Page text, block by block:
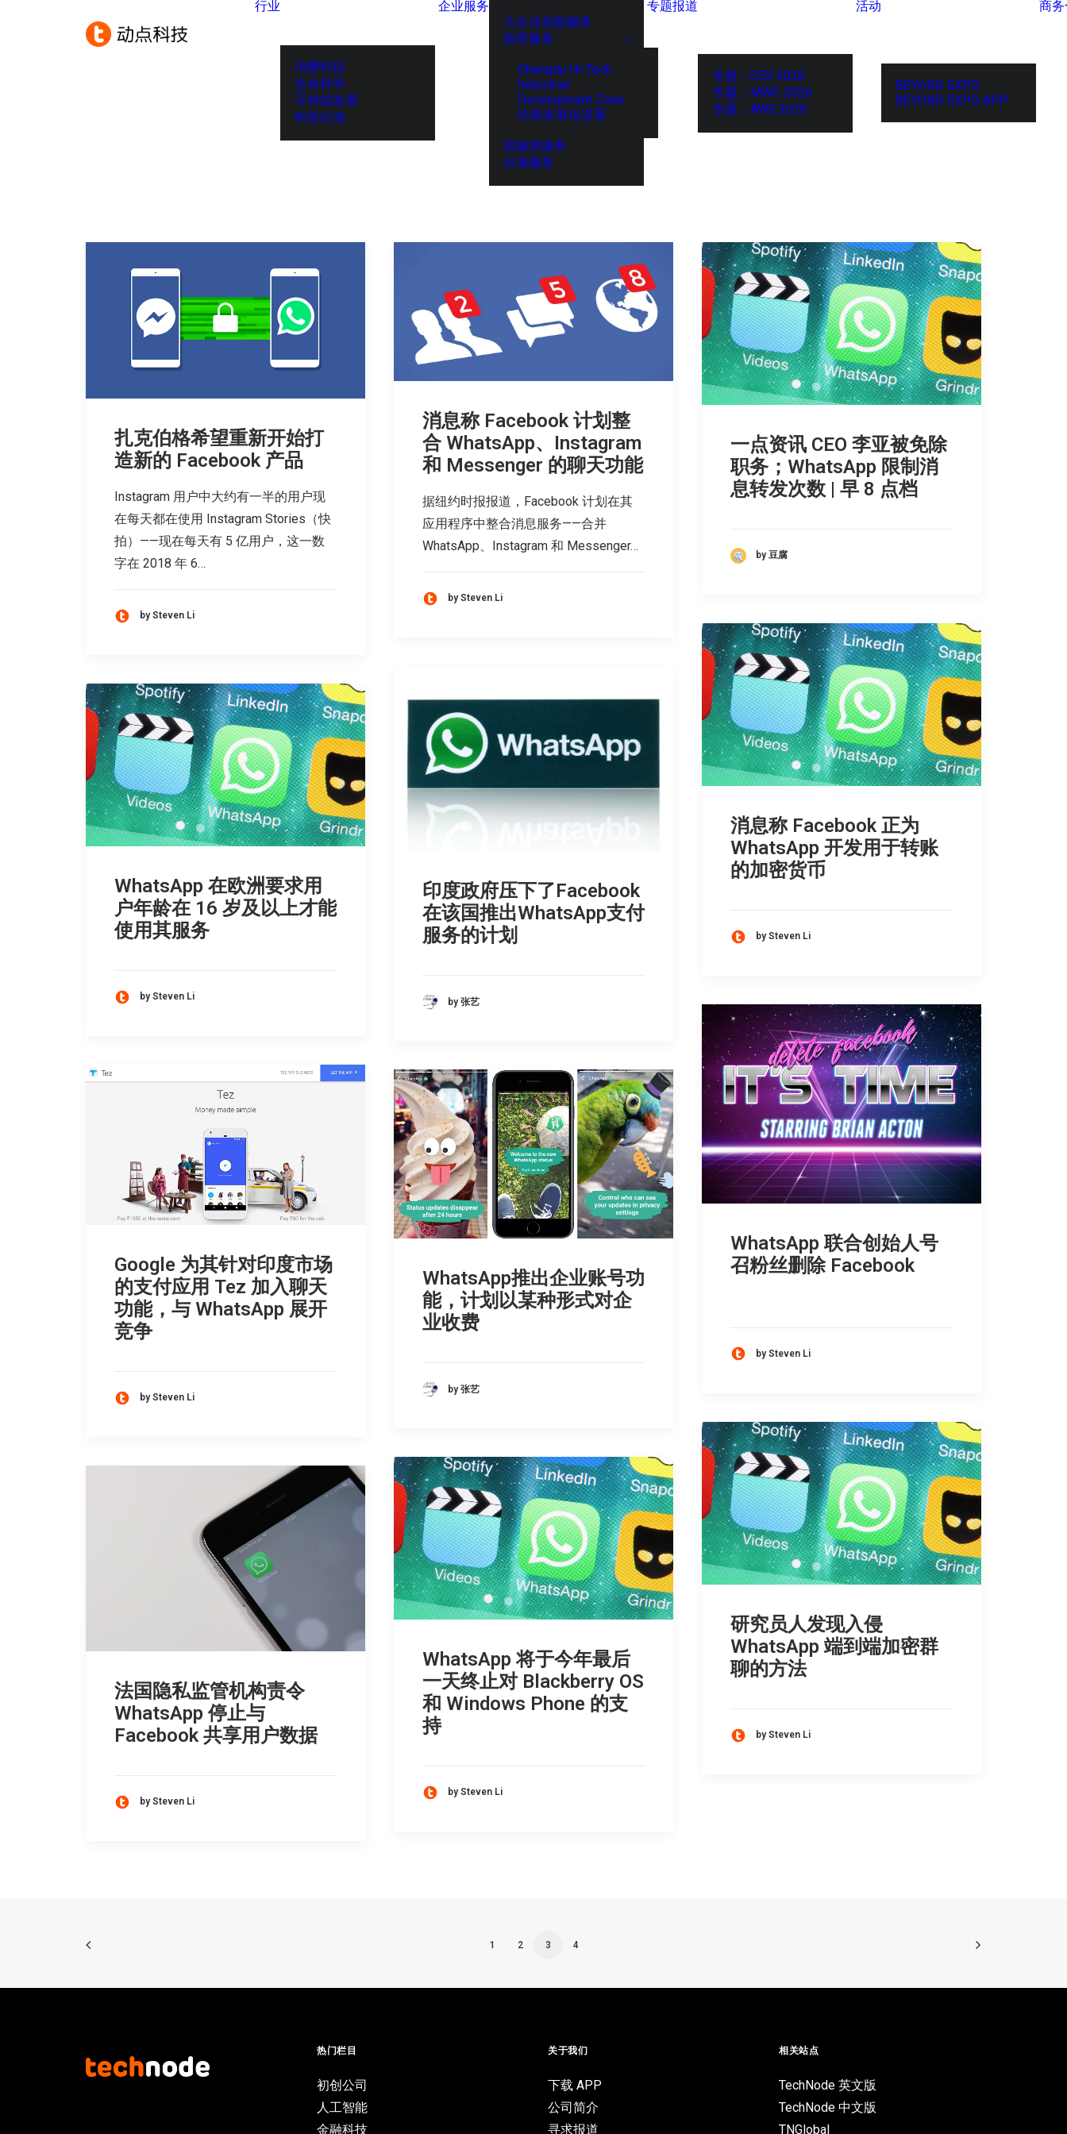
行业
消费科技
生命科学
可持续发展
科技出海
企业服务
大企业创新服务
政府服务
Chengdu Hi-Tech
Industrial
Development Zone
伦敦发展促进署
投融资服务
出海服务
专题报道
专题：CES 2026
专题：MWC 2026
专题：AWE 2026
活动
BEYOND EXPO
BEYOND EXPO APP
商
扎克伯格希望重新开始打
造新的 Facebook 产品
Instagram 用户中大约有一半的用户现
在每天都在使用 Instagram Stories（快
拍）——现在每天有 5 亿用户，这一数
字在 2018 年 6…
by Steven Li
消息称 Facebook 计划整
合 WhatsApp、Instagram
和 Messenger 的聊天功能
据纽约时报报道，Facebook 计划在其
应用程序中整合消息服务——合并
WhatsApp、Instagram 和 Messenger…
by Steven Li
一点资讯 CEO 李亚被免除
职务；WhatsApp 限制消
息转发次数 | 早 8 点档
by 豆腐
消息称 Facebook 正为
WhatsApp 开发用于转账
的加密货币
by Steven Li
印度政府压下了Facebook
在该国推出WhatsApp支付
服务的计划
by 张艺
WhatsApp 在欧洲要求用
户年龄在 16 岁及以上才能
使用其服务
by Steven Li
WhatsApp 联合创始人号
召粉丝删除 Facebook
by Steven Li
Google 为其针对印度市场
的支付应用 Tez 加入聊天
功能，与 WhatsApp 展开
竞争
by Steven Li
WhatsApp推出企业账号功
能，计划以某种形式对企
业收费
by 张艺
研究员人发现入侵
WhatsApp 端到端加密群
聊的方法
by Steven Li
WhatsApp 将于今年最后
一天终止对 Blackberry OS
和 Windows Phone 的支
持
by Steven Li
法国隐私监管机构责令
WhatsApp 停止与
Facebook 共享用户数据
by Steven Li
1 2 3 4
热门栏目
初创公司
人工智能
金融科技
关于我们
下载 APP
公司简介
寻求报道
相关站点
TechNode 英文版
TechNode 中文版
TNGlobal